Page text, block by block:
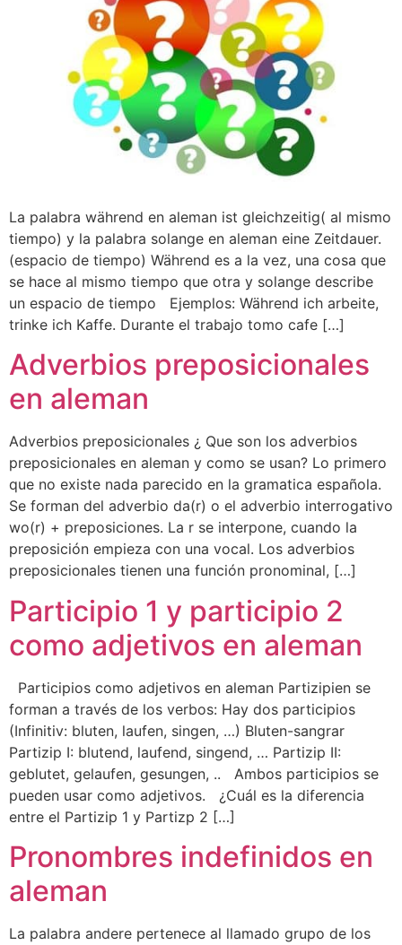
La palabra während en aleman ist gleichzeitig( al mismo
tiempo) y la palabra solange en aleman eine Zeitdauer.
(espacio de tiempo) Während es a la vez, una cosa que
se hace al mismo tiempo que otra y solange describe
un espacio de tiempo Ejemplos: Während ich arbeite,
trinke ich Kaffe. Durante el trabajo tomo cafe […]
Adverbios preposicionales
en aleman
Adverbios preposicionales ¿ Que son los adverbios
preposicionales en aleman y como se usan? Lo primero
que no existe nada parecido en la gramatica española.
Se forman del adverbio da(r) o el adverbio interrogativo
wo(r) + preposiciones. La r se interpone, cuando la
preposición empieza con una vocal. Los adverbios
preposicionales tienen una función pronominal, […]
Participio 1 y participio 2
como adjetivos en aleman
Participios como adjetivos en aleman Partizipien se
forman a través de los verbos: Hay dos participios
(Infinitiv: bluten, laufen, singen, …) Bluten-sangrar
Partizip I: blutend, laufend, singend, … Partizip II:
geblutet, gelaufen, gesungen, .. Ambos participios se
pueden usar como adjetivos. ¿Cuál es la diferencia
entre el Partizip 1 y Partizp 2 […]
Pronombres indefinidos en
aleman
La palabra andere pertenece al llamado grupo de los